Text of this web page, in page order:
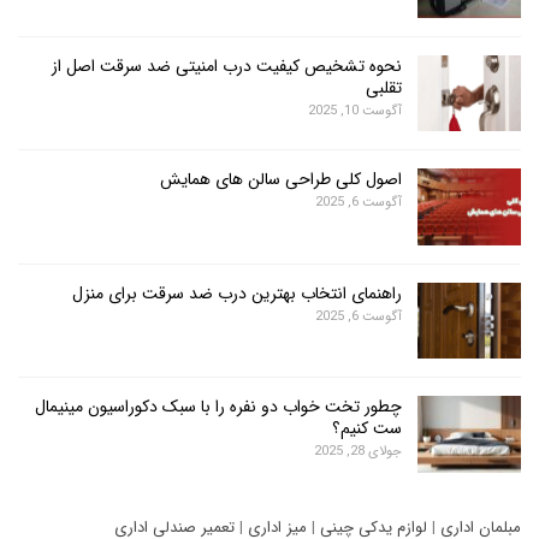
نحوه تشخیص کیفیت درب امنیتی ضد سرقت اصل از
تقلبی
آگوست 10, 2025
اصول کلی طراحی سالن های همایش
آگوست 6, 2025
راهنمای انتخاب بهترین درب ضد سرقت برای منزل
آگوست 6, 2025
چطور تخت خواب دو نفره را با سبک دکوراسیون مینیمال
ست کنیم؟
جولای 28, 2025
|لوازم یدکی چینی|میز اداری| تعمیر صندلی اداری